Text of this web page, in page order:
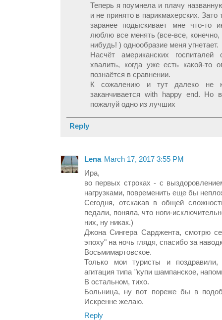
Теперь я поумнела и плачу
и не принято в парикмахерских.
заранее подыскивает мне что-то
люблю все менять (все-все,
нибудь! ) однообразие меня угнетает.
Насчёт американских
хвалить, когда уже есть какой-то
познаётся в сравнении.
К сожалению и тут далеко не
заканчивается with happy end. Но
пожалуй одно из лучших
Reply
Lena March 17, 2017 3:55 PM
Ира,
во первых строках - с
нагрузками, повременить еще бы
Сегодня, отскакав в общей
педали, поняла, что ноги-
них, ну никак.)
Джона Сингера Сарджента, смотрю
эпоху" на ночь глядя, спасибо за
Восьмимартовское.
Только мои туристы и
агитация типа "купи шампанское,
В остальном, тихо.
Больница, ну вот пореже бы в
Искренне желаю.
Reply